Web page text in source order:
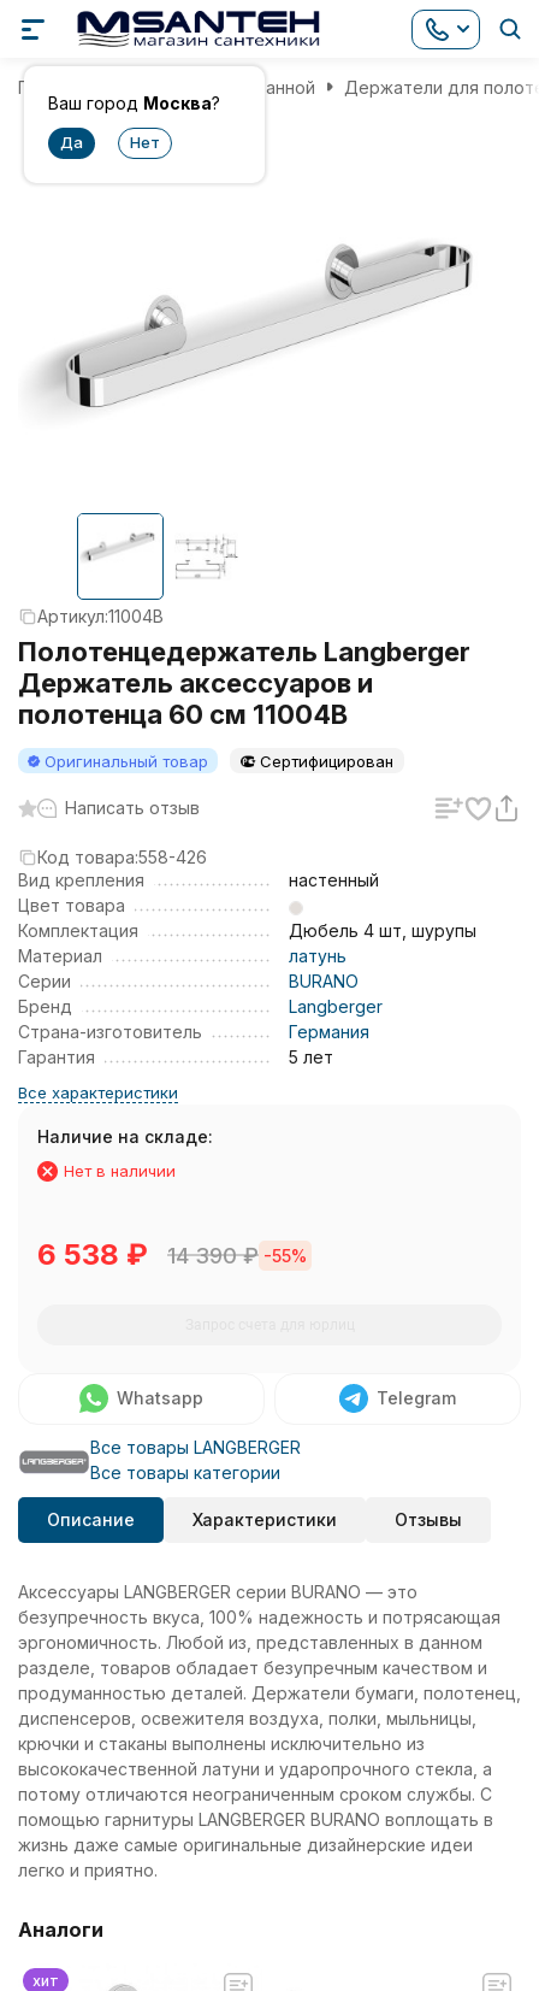
Ваш город Москва?
Главная Аксессуары для ванной Держатели для
Артикул:11004B
Полотенцедержатель Langberger
Держатель аксессуаров и
полотенца 60 см 11004B
Оригинальный товар Сертифицирован
Написать отзыв
Код товара:558-426
Вид крепления
настенный
Цвет товара
Комплектация
Дюбель 4 шт, шурупы
Материал
латунь
Серии
BURANO
Бренд
Langberger
Страна-изготовитель
Германия
Гарантия
5 лет
Все характеристики
Наличие на складе:
Нет в наличии
6 538 ₽ 14 390₽ -55%
Whatsapp Telegram
Все товары LANGBERGER
Все товары категории
Описание Характеристики Отзывы
Аксессуары LANGBERGER серии BURANO — это
безупречность вкуса, 100% надежность и потрясающая
эргономичность. Любой из, представленных в данном
разделе, товаров обладает безупречным качеством и
продуманностью деталей. Держатели бумаги, полотенец,
диспенсеров, освежителя воздуха, полки, мыльницы,
крючки и стаканы выполнены исключительно из
высококачественной латуни и ударопрочного стекла, а
потому отличаются неограниченным сроком службы. С
помощью гарнитуры LANGBERGER BURANO воплощать в
жизнь даже самые оригинальные дизайнерские идеи
легко и приятно.
Аналоги
хит